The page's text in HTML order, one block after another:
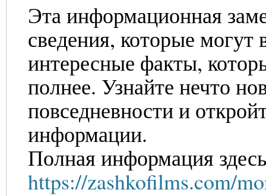
Эта информационная
сведения, которые
интересные факты,
полнее. Узнайте нечто
повседневности и
информации.
Полная информация
https://zashkofilms.com/